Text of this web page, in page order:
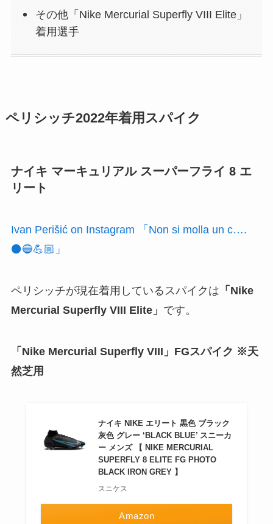
その他「Nike Mercurial Superfly VIII Elite」
着用選手
ペリシッチ2022年着用スパイク
ナイキ マーキュリアル スーパーフライ 8 エ
リート
Ivan Perišić on Instagram 「Non si molla un c….
⚫️🔵💪🏼」
ペリシッチが現在着用しているスパイクは 「Nike
Mercurial Superfly VIII Elite」 です。
「Nike Mercurial Superfly VIII」FGスパイク ※天
然芝用
ナイキ NIKE エリート 黒色 ブラック
灰色 グレー ‘BLACK BLUE’ スニーカ
ー メンズ 【 NIKE MERCURIAL
SUPERFLY 8 ELITE FG PHOTO
BLACK IRON GREY 】
スニケス
Amazon